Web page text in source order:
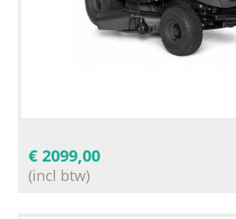
€ 2099,00
(incl btw)